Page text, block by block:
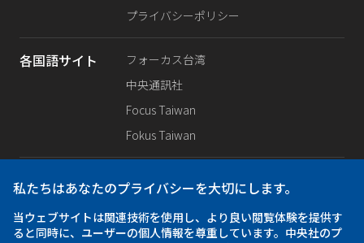
プライバシーポリシー
各国語サイト
フォーカス台湾
中央通訊社
Focus Taiwan
Fokus Taiwan
SNS公式
Facebook
Instagram
私たちはあなたのプライバシーを大切にします。
当ウェブサイトは関連技術を使用し、より良い閲覧体験を提供す
ると同時に、ユーザーの個人情報を尊重しています。中央社のプ